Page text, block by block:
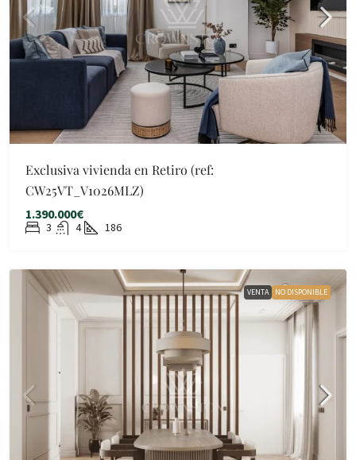
Exclusiva vivienda en Retiro (ref:
CW25VT_V1026MLZ)
1.390.000€
3 4 186
VENTA NO DISPONIBLE